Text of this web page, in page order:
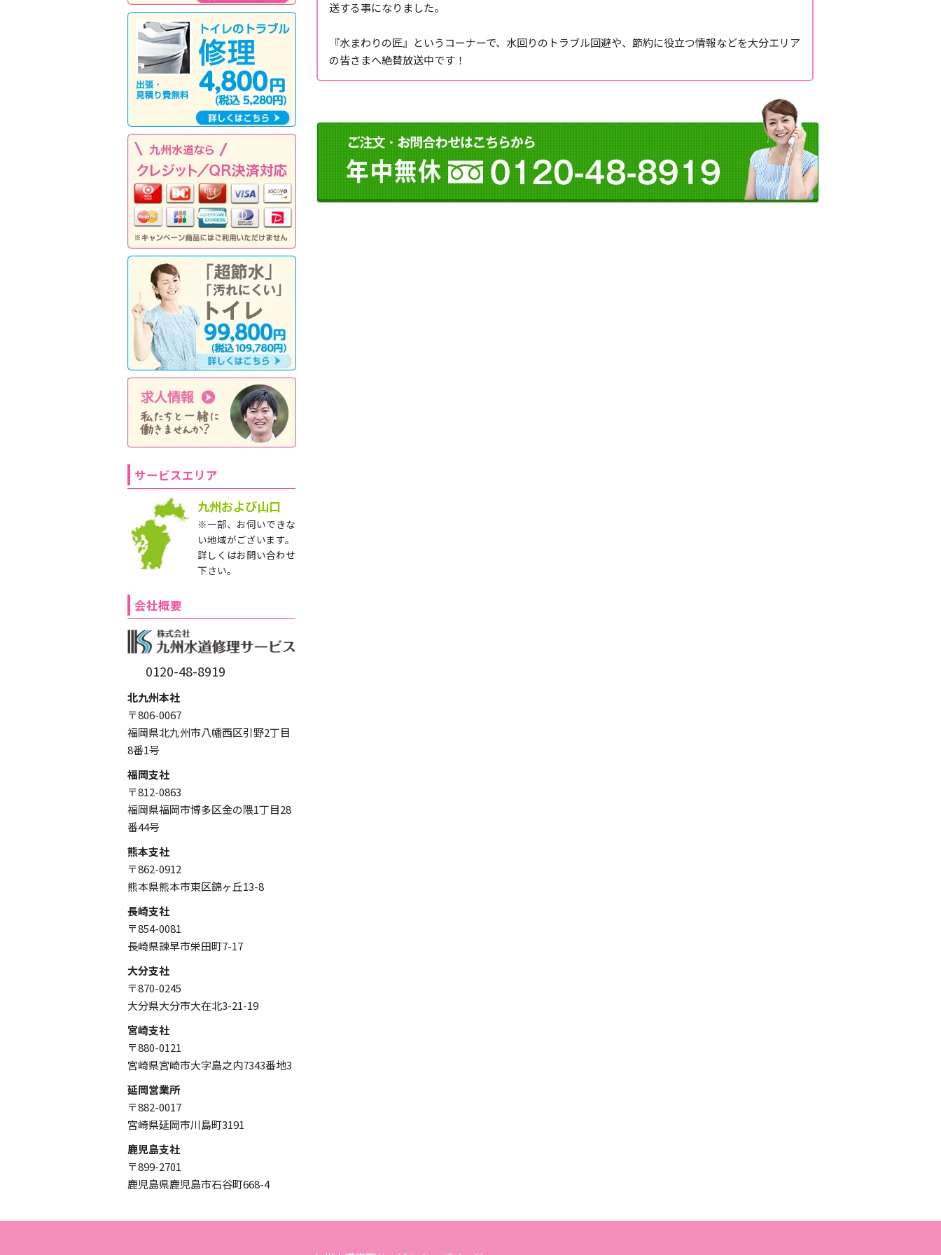
送する事になりました。
『水まわりの匠』というコーナーで、水回りのトラブル回避や、節約に役立つ情報などを大分エリア
の皆さまへ絶賛放送中です！
サービスエリア
九州および山口
※一部、お伺いできな
い地域がございます。
詳しくはお問い合わせ
下さい。
会社概要
0120-48-8919
北九州本社
〒806-0067
福岡県北九州市八幡西区引野2丁目
8番1号
福岡支社
〒812-0863
福岡県福岡市博多区金の隈1丁目28
番44号
熊本支社
〒862-0912
熊本県熊本市東区錦ヶ丘13-8
長崎支社
〒854-0081
長崎県諫早市栄田町7-17
大分支社
〒870-0245
大分県大分市大在北3-21-19
宮崎支社
〒880-0121
宮崎県宮崎市大字島之内7343番地3
延岡営業所
〒882-0017
宮崎県延岡市川島町3191
鹿児島支社
〒899-2701
鹿児島県鹿児島市石谷町668-4